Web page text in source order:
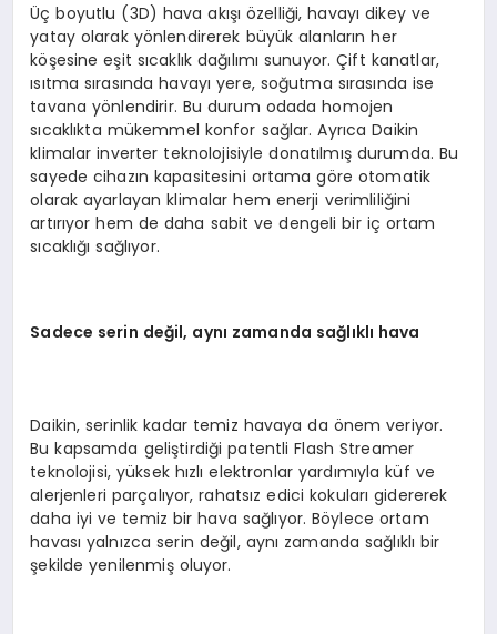
Üç boyutlu (3D) hava akışı özelliği, havayı dikey ve
yatay olarak yönlendirerek büyük alanların her
köşesine eşit sıcaklık dağılımı sunuyor. Çift kanatlar,
ısıtma sırasında havayı yere, soğutma sırasında ise
tavana yönlendirir. Bu durum odada homojen
sıcaklıkta mükemmel konfor sağlar. Ayrıca Daikin
klimalar inverter teknolojisiyle donatılmış durumda. Bu
sayede cihazın kapasitesini ortama göre otomatik
olarak ayarlayan klimalar hem enerji verimliliğini
artırıyor hem de daha sabit ve dengeli bir iç ortam
sıcaklığı sağlıyor.
Sadece serin değil, aynı zamanda sağlıklı hava
Daikin, serinlik kadar temiz havaya da önem veriyor.
Bu kapsamda geliştirdiği patentli Flash Streamer
teknolojisi, yüksek hızlı elektronlar yardımıyla küf ve
alerjenleri parçalıyor, rahatsız edici kokuları gidererek
daha iyi ve temiz bir hava sağlıyor. Böylece ortam
havası yalnızca serin değil, aynı zamanda sağlıklı bir
şekilde yenilenmiş oluyor.